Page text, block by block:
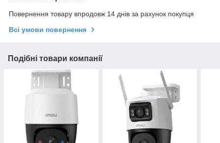
Повернення товару впродовж 14 днів за рахунок покупця
Всі умови повернення
Подібні товари компанії